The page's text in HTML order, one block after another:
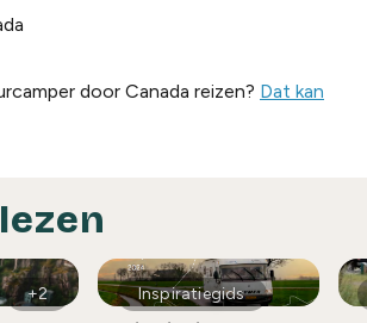
door Canada reizen? Dat kan
+2 Inspiratiegids